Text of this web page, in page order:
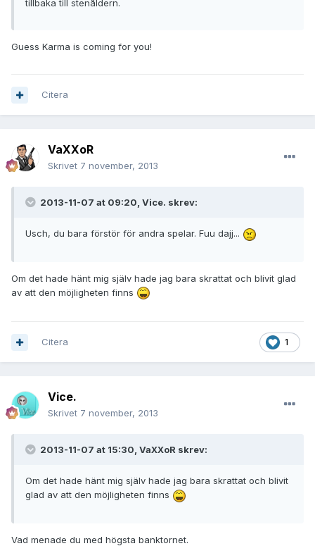
tillbaka till stenåldern.
Guess Karma is coming for you!
Citera
VaXXoR
Skrivet 7 november, 2013
2013-11-07 at 09:20, Vice. skrev:
Usch, du bara förstör för andra spelar. Fuu dajj...
Om det hade hänt mig själv hade jag bara skrattat och blivit glad
av att den möjligheten finns
1
Citera
Vice.
Skrivet 7 november, 2013
2013-11-07 at 15:30, VaXXoR skrev:
Om det hade hänt mig själv hade jag bara skrattat och blivit
glad av att den möjligheten finns
Vad menade du med högsta banktornet.